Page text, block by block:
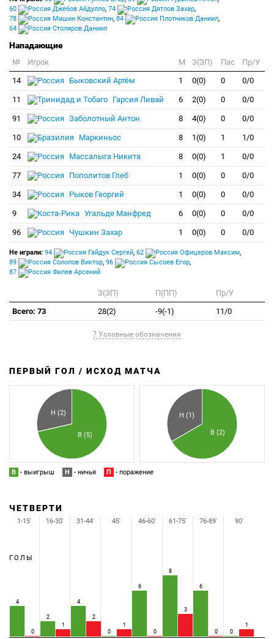
60
Джебов Абдулло, 74 Дятлов Захар,
78
Мишин Константин, 84 Плотников Даниил,
64
Столяров Даниил
Нападающие
№ Игрок M З(ЗП) Пас
Пр/У
14
Быковский Артём 1 0(0) 0 0/0
11 Гарсия Ливай 6 2(0) 0 0/0
91 Заболотный Антон 8 4(0) 0 0/0
10 Маркиньос 8 1(0) 1 1/0
24 Массалыга Никита 8 0(0) 1 0/0
77 Пополитов Глеб 1 0(0) 0 0/0
34 Рыков Георгий 1 0(0) 0 0/0
9 Угальде Манфред 6 0(0) 0 0/0
96 Чушкин Захар 1 0(0) 0 0/0
Не играли: 94 Гайдук Сергей, 62 Офицеров Максим,
89
Солопов Виктор, 96 Сысоев Егор,
87
Филев Арсений
З(ЗП) П(ПП)
Пр/У
Всего: 73
28(2) -9(-1) 11/0
? Условные обозначения
ПЕРВЫЙ ГОЛ / ИСХОД МАТЧА
В (5)
Н (2)
В (2)
Н (1)
В - выигрыш Н - ничья П - поражение
ЧЕТВЕРТИ
ГОЛЫ
4
0
2
1
4
2
0
1
6
0
8
3
6
0 0
1
1-15' 16-30' 31-44' 45' 46-60' 61-75' 76-89' 90'